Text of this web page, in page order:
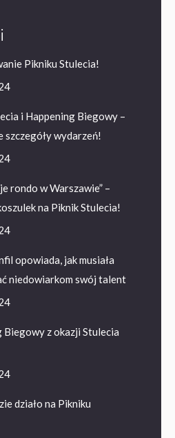
Pikniku Stulecia!
i Happening Biegowy –
szczegóły wydarzeń!
rondo w Warszawie” –
na Piknik Stulecia!
opowiada, jak musiała
niedowiarkom swój talent
Biegowy z okazji Stulecia
działo na Pikniku